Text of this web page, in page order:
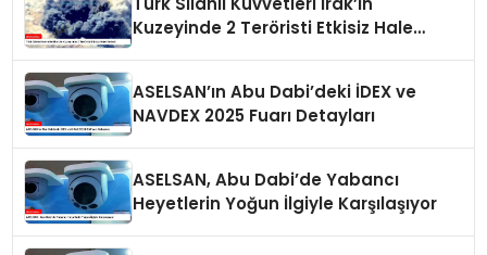
Kuzeyinde 2 Teröristi Etkisiz Hale
ASELSAN’ın Abu Dabi’deki İDEX ve
NAVDEX 2025 Fuarı Detayları
ASELSAN, Abu Dabi’de Yabancı
Heyetlerin Yoğun İlgiyle Karşılaşıyor